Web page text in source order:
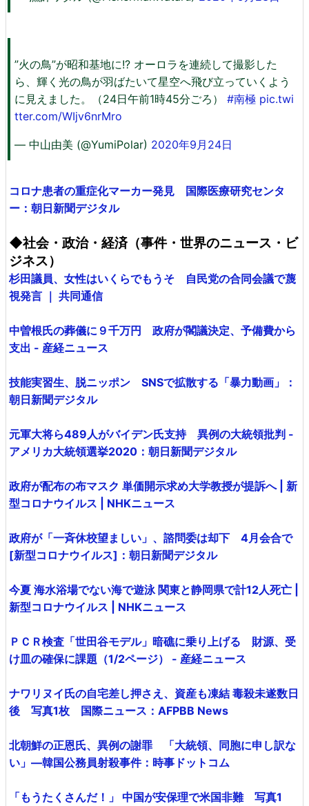
”火の鳥”が昭和基地に!? オーロラを連続して撮影した
ら、輝く光の鳥が羽ばたいて星空へ飛び立っていくよう
に見えました。（24日午前1時45分ごろ） #南極 pic.twi
tter.com/WIjv6nrMro
— 中山由美 (@YumiPolar) 2020年9月24日
コロナ患者の重症化マーカー発見 国際医療研究センタ
ー：朝日新聞デジタル
◆社会・政治・経済（事件・世界のニュース・ビ
ジネス）
杉田議員、女性はいくらでもうそ 自民党の合同会議で蔑
視発言 ｜ 共同通信
中曽根氏の葬儀に９千万円 政府が閣議決定、予備費から
支出 - 産経ニュース
技能実習生、脱ニッポン SNSで拡散する「暴力動画」：
朝日新聞デジタル
元軍大将ら489人がバイデン氏支持 異例の大統領批判 -
アメリカ大統領選挙2020：朝日新聞デジタル
政府が配布の布マスク 単価開示求め大学教授が提訴へ | 新
型コロナウイルス | NHKニュース
政府が「一斉休校望ましい」、諮問委は却下 4月会合で
[新型コロナウイルス]：朝日新聞デジタル
今夏 海水浴場でない海で遊泳 関東と静岡県で計12人死亡 |
新型コロナウイルス | NHKニュース
ＰＣＲ検査「世田谷モデル」暗礁に乗り上げる 財源、受
け皿の確保に課題（1/2ページ） - 産経ニュース
ナワリヌイ氏の自宅差し押さえ、資産も凍結 毒殺未遂数日
後 写真1枚 国際ニュース：AFPBB News
北朝鮮の正恩氏、異例の謝罪 「大統領、同胞に申し訳な
い」―韓国公務員射殺事件：時事ドットコム
「もうたくさんだ！」 中国が安保理で米国非難 写真1